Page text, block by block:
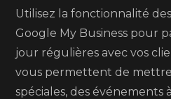
Utilisez la fonctionnalité
Google My Business pour
jour régulières avec vos
vous permettent de
spéciales, des événements